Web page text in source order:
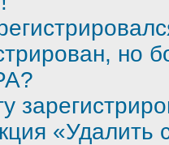
но
«Удалить